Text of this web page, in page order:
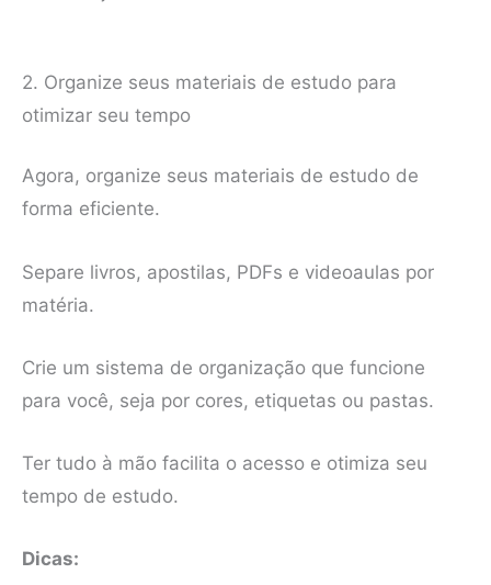
2. Organize seus materiais de estudo para
otimizar seu tempo
Agora, organize seus materiais de estudo de
forma eficiente.
Separe livros, apostilas, PDFs e videoaulas por
matéria.
Crie um sistema de organização que funcione
para você, seja por cores, etiquetas ou pastas.
Ter tudo à mão facilita o acesso e otimiza seu
tempo de estudo.
Dicas: